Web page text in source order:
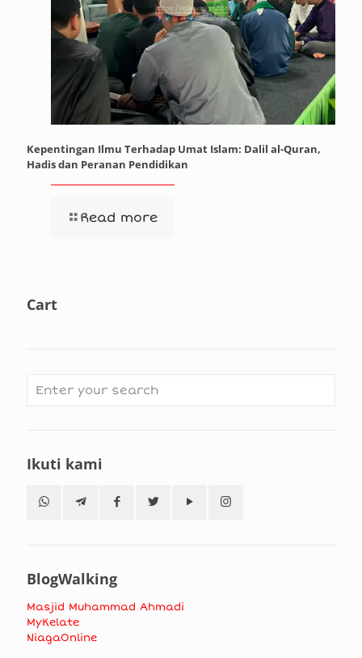
Kepentingan Ilmu Terhadap Umat Islam: Dalil al-Quran,
Hadis dan Peranan Pendidikan
Read more
Cart
Ikuti kami
BlogWalking
Masjid Muhammad Ahmadi
MyKelate
NiagaOnline